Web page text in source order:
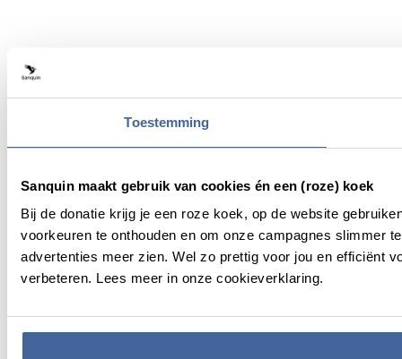
Toestemming
Sanquin maakt gebruik van cookies én een (roze) koek
Bij de donatie krijg je een roze koek, op de website
voorkeuren te onthouden en om onze campagnes slimmer
advertenties meer zien. Wel zo prettig voor jou en efficiënt
verbeteren. Lees meer in onze cookieverklaring.